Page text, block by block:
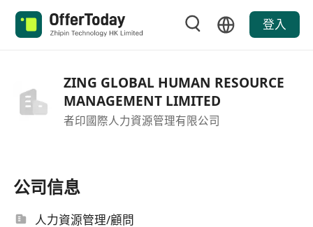
登入
ZING GLOBAL HUMAN RESOURCE
MANAGEMENT LIMITED
者印國際人力資源管理有限公司
公司信息
人力資源管理/顧問